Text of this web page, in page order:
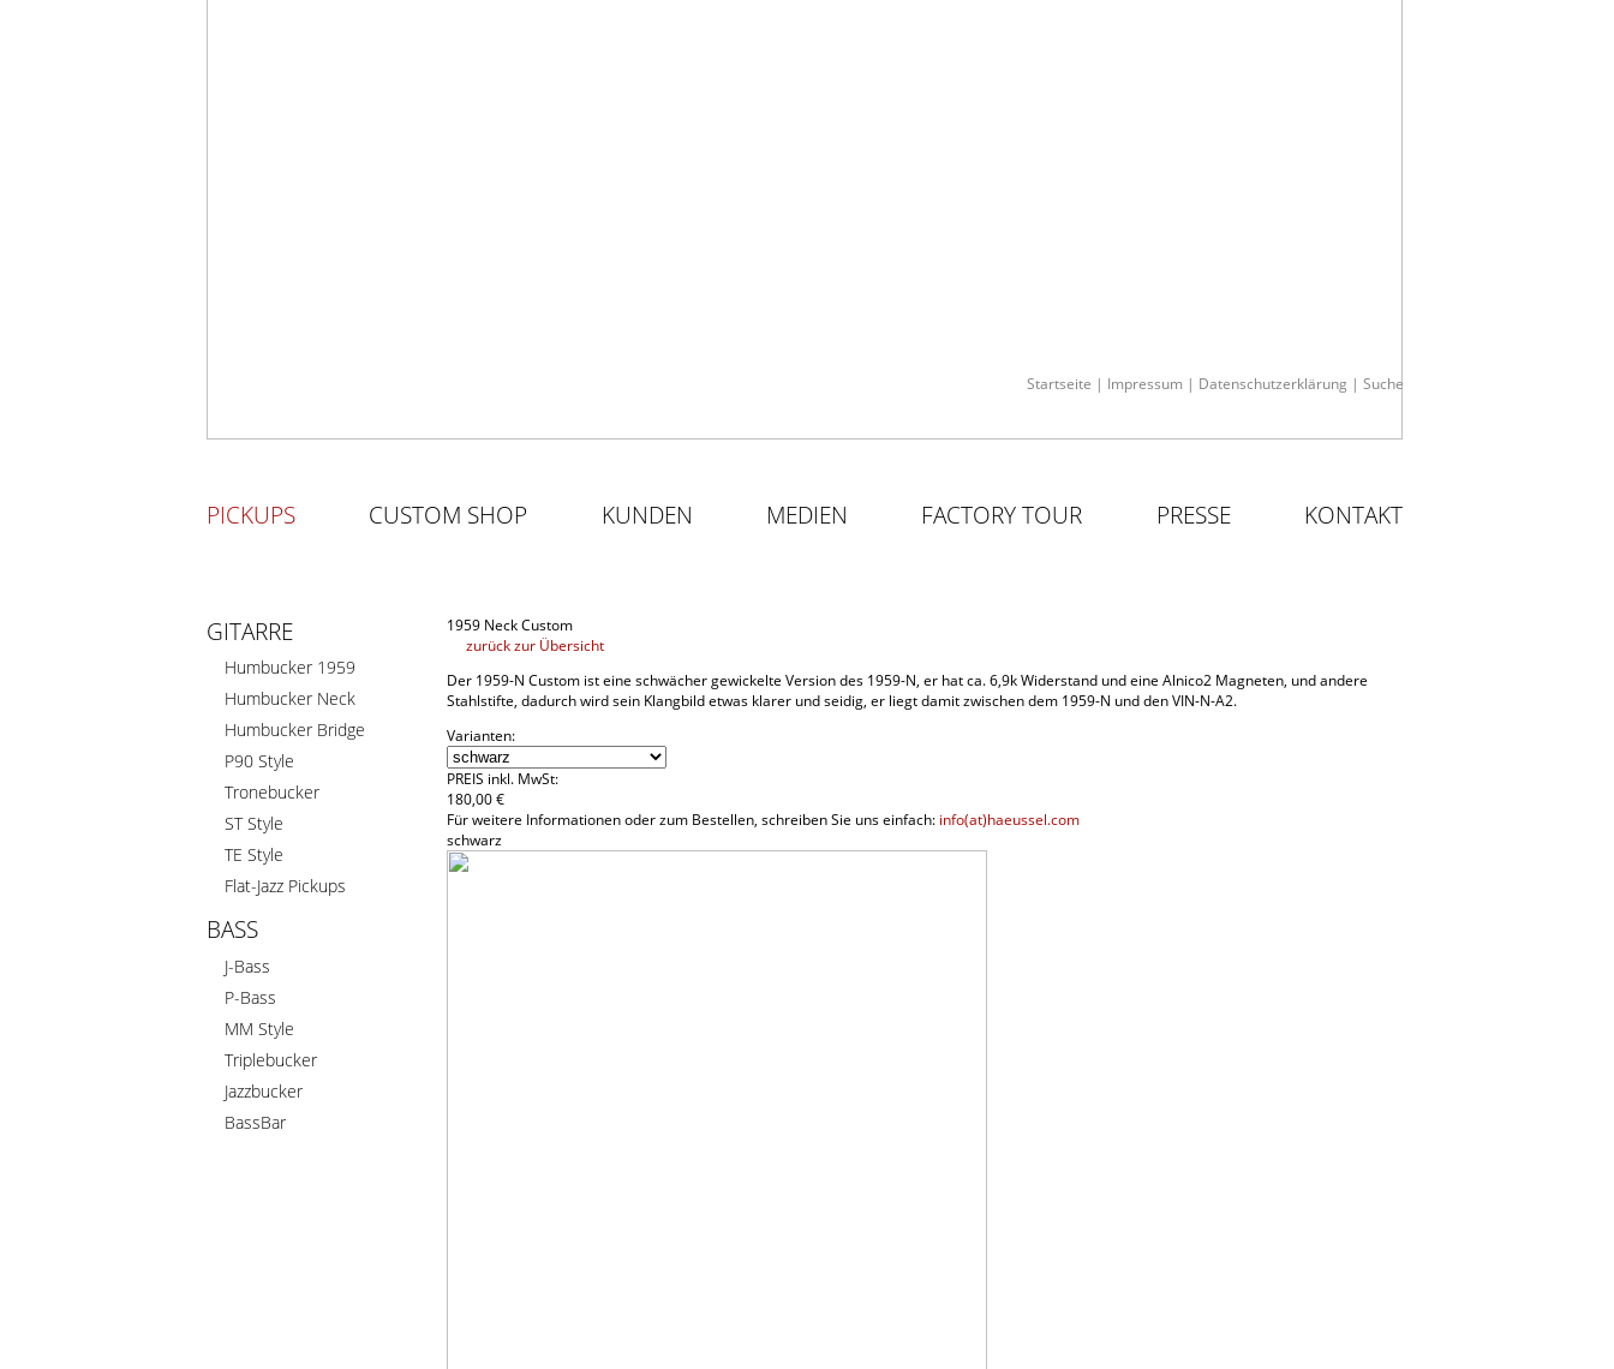
Startseite | Impressum | Datenschutzerklärung | Suche
PICKUPS CUSTOM SHOP KUNDEN MEDIEN FACTORY TOUR PRESSE KONTAKT
GITARRE
Humbucker 1959
Humbucker Neck
Humbucker Bridge
P90 Style
Tronebucker
ST Style
TE Style
Flat-Jazz Pickups
BASS
J-Bass
P-Bass
MM Style
Triplebucker
Jazzbucker
BassBar
1959 Neck Custom
zurück zur Übersicht
Der 1959-N Custom ist eine schwächer gewickelte Version des 1959-N, er hat ca. 6,9k Widerstand und eine Alnico2 Magneten, und andere
Stahlstifte, dadurch wird sein Klangbild etwas klarer und seidig, er liegt damit zwischen dem 1959-N und den VIN-N-A2.
Varianten:
PREIS inkl. MwSt:
180,00 €
Für weitere Informationen oder zum Bestellen, schreiben Sie uns einfach: info(at)haeussel.com
schwarz